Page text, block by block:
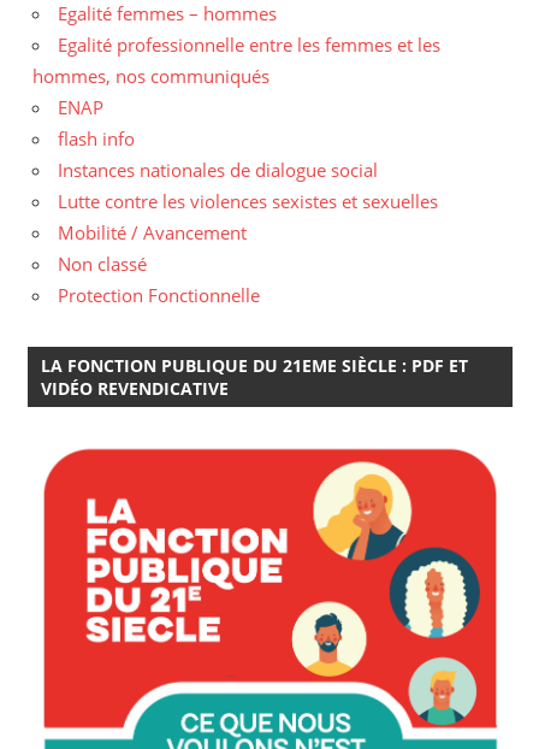
Egalité femmes – hommes
Egalité professionnelle entre les femmes et les
hommes, nos communiqués
ENAP
flash info
Instances nationales de dialogue social
Lutte contre les violences sexistes et sexuelles
Mobilité / Avancement
Non classé
Protection Fonctionnelle
LA FONCTION PUBLIQUE DU 21EME SIÈCLE : PDF ET
VIDÉO REVENDICATIVE